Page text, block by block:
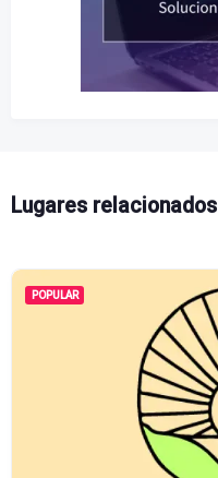
Lugares relacionados
POPULAR